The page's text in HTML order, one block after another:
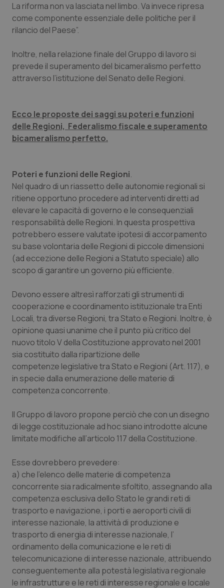
Puglia
Sardegna
Sicilia
Umbria
Valle D’Aosta
Malattie rare
Malattia di Crohn & Rettocolite Ulcerosa
Neuroscienze & patologie neurodegenerative
Oftalmologia
Oncodermatologia
Oncologia & Nutrizione
Psoriasi & pelle
Quotidiano Cardiologia
Quotidiano Chirurgia
Quotidiano Oncologia
Quotidiano Pediatria
Rene & patologie urogenitali
Salute orale & impianti
Tiroide
Tumore ovarico
Tumori del Polmone & Testa Collo
Tumori gastrointestinali
Ulcera & Reflusso
Vaccini
La riforma non va lasciata nel limbo. Va invece ripresa
come componente essenziale delle politiche per il
rilancio del Paese”.
Inoltre, nella relazione finale del Gruppo di lavoro si
prevede il superamento del bicameralismo perfetto
attraverso l’istituzione del Senato delle Regioni.
Ecco le proposte dei saggi su poteri e funzioni
delle Regioni, Federalismo fiscale e superamento
bicameralismo perfetto.
Poteri e funzioni delle Regioni.
Nel quadro di un riassetto delle autonomie regionali si
ritiene opportuno procedere ad interventi diretti ad
elevare le capacità di governo e le consequenziali
responsabilità delle Regioni. In questa prospettiva
potrebbero essere valutate ipotesi di accorpamento
su base volontaria delle Regioni di piccole dimensioni
(ad eccezione delle Regioni a Statuto speciale) allo
scopo di garantire un governo più efficiente.
Devono essere altresì rafforzati gli strumenti di
cooperazione e coordinamento istituzionale tra Enti
Locali, tra diverse Regioni, tra Stato e Regioni. Inoltre, è
opinione quasi unanime che il punto più critico del
nuovo titolo V della Costituzione approvato nel 2001
sia costituito dalla ripartizione delle
competenze legislative tra Stato e Regioni (Art. 117), e
in specie dalla enumerazione delle materie di
competenza concorrente.
Il Gruppo di lavoro propone perciò che con un disegno
di legge costituzionale ad hoc siano introdotte alcune
limitate modifiche all’articolo 117 della Costituzione.
Esse dovrebbero prevedere:
a) che l’elenco delle materie di competenza
concorrente sia radicalmente sfoltito, assegnando alla
competenza esclusiva dello Stato le grandi reti di
trasporto e navigazione, i porti e aeroporti civili di
interesse nazionale, la attività di produzione e
trasporto di energia di interesse nazionale, l’
ordinamento della comunicazione e le reti di
telecomunicazione di interesse nazionale, attribuendo
conseguentemente alla potestà legislativa regionale
le infrastrutture e le reti di interesse regionale e locale